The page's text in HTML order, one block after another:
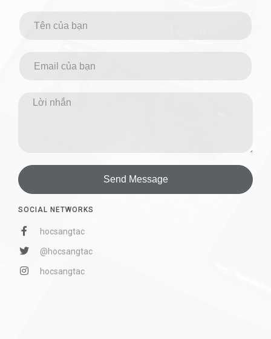
Send Message
SOCIAL NETWORKS
hocsangtac
@hocsangtac
hocsangtac